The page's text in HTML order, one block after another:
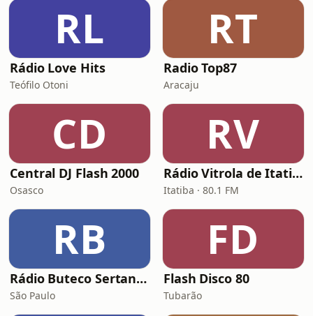
RL
Rádio Love Hits
Teófilo Otoni
RT
Radio Top87
Aracaju
CD
Central DJ Flash 2000
Osasco
RV
Rádio Vitrola de Itatiba
Itatiba · 80.1 FM
RB
Rádio Buteco Sertanejo - São Paulo/ SP
São Paulo
FD
Flash Disco 80
Tubarão